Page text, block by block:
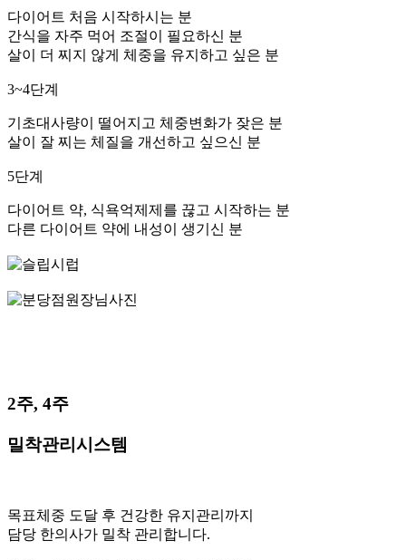
다이어트 처음 시작하시는 분
간식을 자주 먹어 조절이 필요하신 분
살이 더 찌지 않게 체중을 유지하고 싶은 분
3~4단계
기초대사량이 떨어지고 체중변화가 잦은 분
살이 잘 찌는 체질을 개선하고 싶으신 분
5단계
다이어트 약, 식욕억제제를 끊고 시작하는 분
다른 다이어트 약에 내성이 생기신 분
2주, 4주
밀착관리시스템
목표체중 도달 후 건강한 유지관리까지
담당 한의사가 밀착 관리합니다.